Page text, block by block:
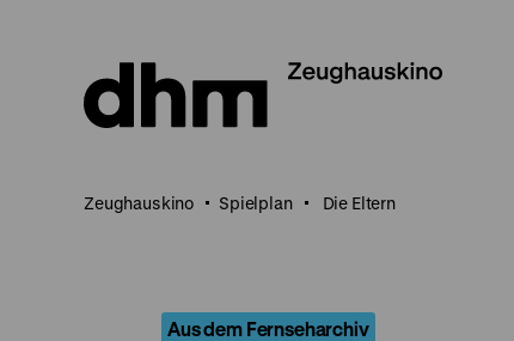
Seiteninhalt
springen
Zeughauskino Spielplan Die Eltern
Aus dem Fernseharchiv